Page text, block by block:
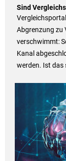
Sind
Abgrenzung zu
verschwimmt:
Kanal
werden. Ist das